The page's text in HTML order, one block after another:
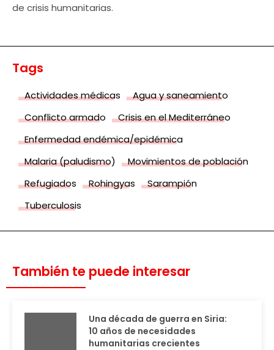
de crisis humanitarias.
Tags
Actividades médicas
Agua y saneamiento
Conflicto armado
Crisis en el Mediterráneo
Enfermedad endémica/epidémica
Malaria (paludismo)
Movimientos de población
Refugiados
Rohingyas
Sarampión
Tuberculosis
También te puede interesar
Una década de guerra en Siria:
10 años de necesidades
humanitarias crecientes